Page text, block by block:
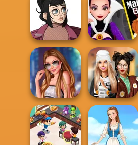
DIY Phone Case
Shop
TB Avataria Life
Girl
Casual Icon
Maker
Evil Queen's
Revenge
Stylist For A Star
Arianna
Dress To Impress
Back To Schoo...